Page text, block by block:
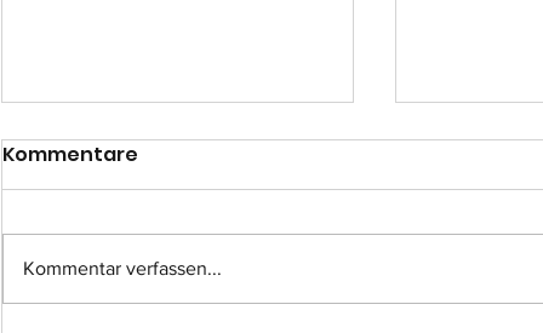
Einsatz-Nr.: 057
Kommentare
Kommentar verfassen...